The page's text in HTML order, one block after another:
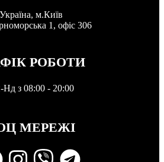
Україна, м.Київ
1, офіс 306
РОБОТИ
з 08:00 - 20:00
МЕРЕЖІ